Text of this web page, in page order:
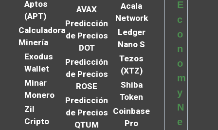
Aptos
(APT)
Calculadora
Minería
Exodus
Wallet
Minar
Monero
Zil
Cripto
AVAX
Predicción
de Precios
DOT
Predicción
de Precios
ROSE
Predicción
de Precios
QTUM
Acala
Network
Ledger
Nano S
Tezos
(XTZ)
Shiba
Token
Coinbase
Pro
E
c
o
n
o
m
y
N
e